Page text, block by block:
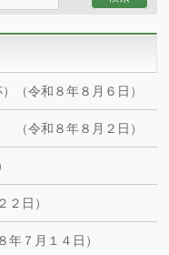
（令和８年８月６日）
年８月２日）
日）
７月１４日）